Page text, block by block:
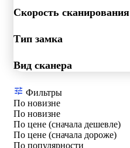
Скорость сканирования
Тип замка
Вид сканера
Фильтры
По новизне
По новизне
По цене (сначала дешевле)
По цене (сначала дороже)
По популярности